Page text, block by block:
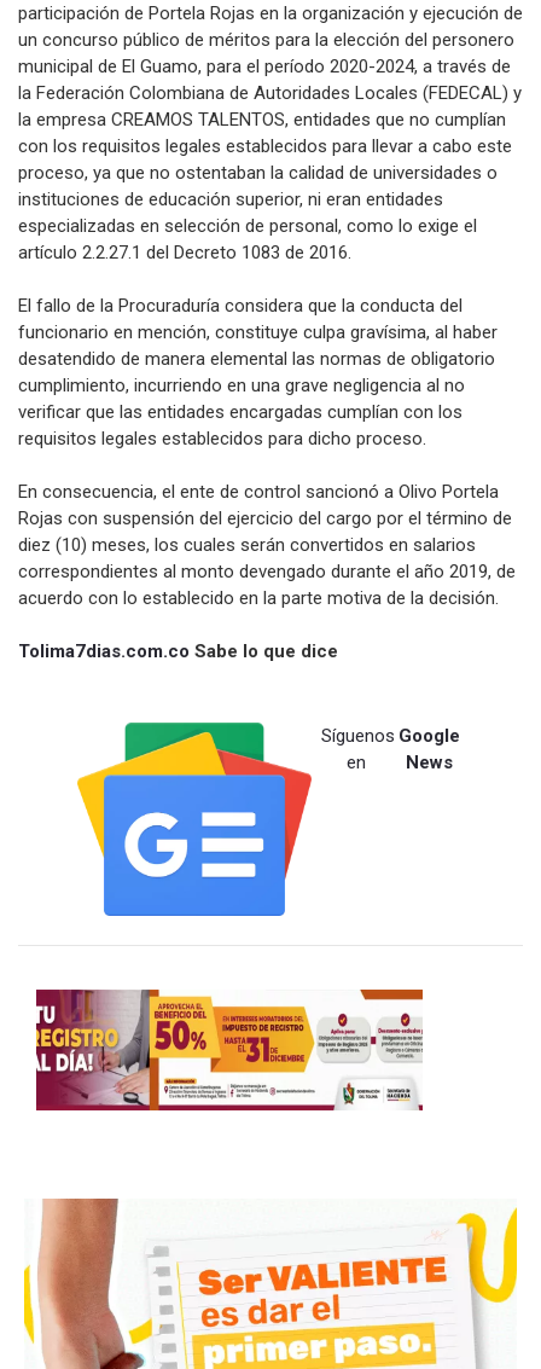
participación de Portela Rojas en la organización y ejecución de
un concurso público de méritos para la elección del personero
municipal de El Guamo, para el período 2020-2024, a través de
la Federación Colombiana de Autoridades Locales (FEDECAL) y
la empresa CREAMOS TALENTOS, entidades que no cumplían
con los requisitos legales establecidos para llevar a cabo este
proceso, ya que no ostentaban la calidad de universidades o
instituciones de educación superior, ni eran entidades
especializadas en selección de personal, como lo exige el
artículo 2.2.27.1 del Decreto 1083 de 2016.
El fallo de la Procuraduría considera que la conducta del
funcionario en mención, constituye culpa gravísima, al haber
desatendido de manera elemental las normas de obligatorio
cumplimiento, incurriendo en una grave negligencia al no
verificar que las entidades encargadas cumplían con los
requisitos legales establecidos para dicho proceso.
En consecuencia, el ente de control sancionó a Olivo Portela
Rojas con suspensión del ejercicio del cargo por el término de
diez (10) meses, los cuales serán convertidos en salarios
correspondientes al monto devengado durante el año 2019, de
acuerdo con lo establecido en la parte motiva de la decisión.
Tolima7dias.com.co Sabe lo que dice
Síguenos
en
Google
News